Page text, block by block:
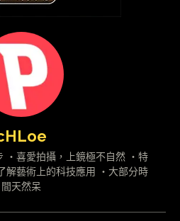
・喜愛拍攝，上鏡極不自然 ・特
解藝術上的科技應用 ・大部分時
間天然呆